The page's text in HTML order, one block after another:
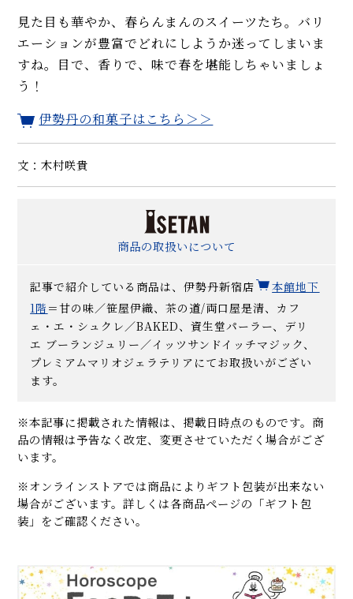
見た目も華やか、春らんまんのスイーツたち。バリ
エーションが豊富でどれにしようか迷ってしまいま
すね。目で、香りで、味で春を堪能しちゃいましょ
う！
伊勢丹の和菓子はこちら＞＞
文：木村咲貴
商品の取扱いについて
記事で紹介している商品は、伊勢丹新宿店
本館地下
1階 ＝甘の味／笹屋伊織、茶の道/両口屋是清、カフ
ェ・エ・シュクレ／BAKED、資生堂パーラー、デリ
エ ブーランジュリー／イッツサンドイッチマジック、
プレミアムマリオジェラテリアにてお取扱いがござい
ます。
※本記事に掲載された情報は、掲載日時点のものです。商
品の情報は予告なく改定、変更させていただく場合がござ
います。
※オンラインストアでは商品によりギフト包装が出来ない
場合がございます。詳しくは各商品ページの「ギフト包
装」をご確認ください。